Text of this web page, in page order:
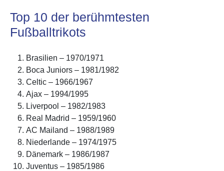
Top 10 der berühmtesten
Fußballtrikots
Brasilien – 1970/1971
Boca Juniors – 1981/1982
Celtic – 1966/1967
Ajax – 1994/1995
Liverpool – 1982/1983
Real Madrid – 1959/1960
AC Mailand – 1988/1989
Niederlande – 1974/1975
Dänemark – 1986/1987
Juventus – 1985/1986